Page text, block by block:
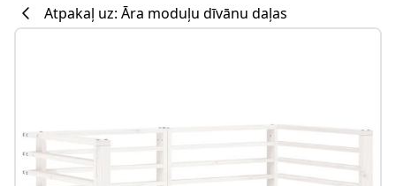
Atpakaļ uz: Āra moduļu dīvānu daļas